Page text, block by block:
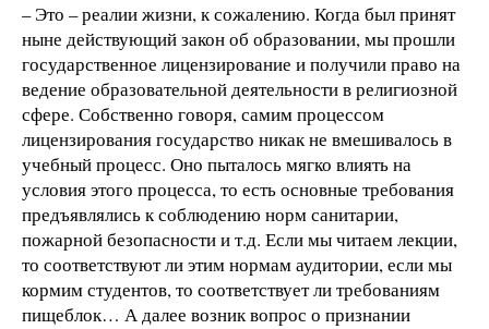
– Это – реалии жизни, к сожалению. Когда был принят
ныне действующий закон об образовании, мы прошли
государственное лицензирование и получили право на
ведение образовательной деятельности в религиозной
сфере. Собственно говоря, самим процессом
лицензирования государство никак не вмешивалось в
учебный процесс. Оно пыталось мягко влиять на
условия этого процесса, то есть основные требования
предъявлялись к соблюдению норм санитарии,
пожарной безопасности и т.д. Если мы читаем лекции,
то соответствуют ли этим нормам аудитории, если мы
кормим студентов, то соответствует ли требованиям
пищеблок… А далее возник вопрос о признании